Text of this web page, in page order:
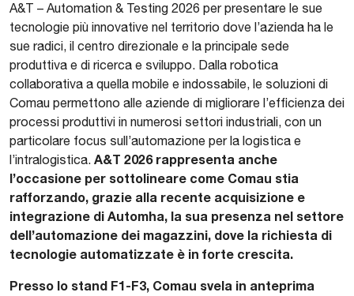
A&T – Automation & Testing 2026 per presentare le sue
tecnologie più innovative nel territorio dove l’azienda ha le
sue radici, il centro direzionale e la principale sede
produttiva e di ricerca e sviluppo. Dalla robotica
collaborativa a quella mobile e indossabile, le soluzioni di
Comau permettono alle aziende di migliorare l’efficienza dei
processi produttivi in numerosi settori industriali, con un
particolare focus sull’automazione per la logistica e
l’intralogistica. A&T 2026 rappresenta anche
l’occasione per sottolineare come Comau stia
rafforzando, grazie alla recente acquisizione e
integrazione di Automha, la sua presenza nel settore
dell’automazione dei magazzini, dove la richiesta di
tecnologie automatizzate è in forte crescita.
Presso lo stand F1-F3, Comau svela in anteprima